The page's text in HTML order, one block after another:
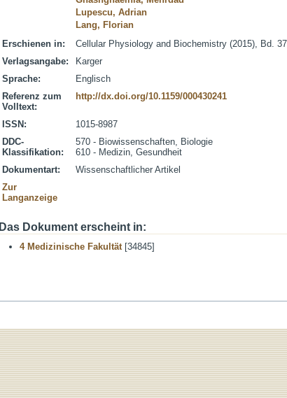
Lupescu, Adrian
Lang, Florian
Erschienen in:
Cellular Physiology and Biochemistry (2015), Bd.
Verlagsangabe:
Karger
Sprache:
Englisch
Referenz zum
Volltext:
http://dx.doi.org/10.1159/000430241
ISSN:
1015-8987
DDC-
Klassifikation:
570 - Biowissenschaften, Biologie
610 - Medizin, Gesundheit
Dokumentart:
Wissenschaftlicher Artikel
Zur
Langanzeige
Das Dokument erscheint in:
4 Medizinische Fakultät[34845]